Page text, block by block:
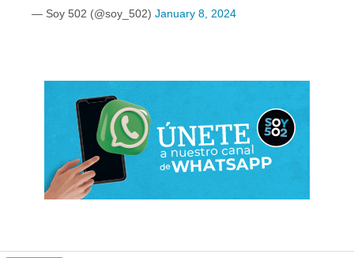
— Soy 502 (@soy_502) January 8, 2024